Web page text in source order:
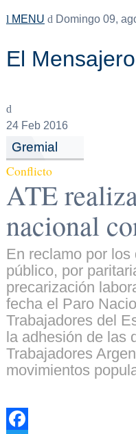
MENU Domingo 09,
El
24Feb 2016
Gremial
Conflicto
ATE
nacional
En reclamo por
público, por
precarización
fecha el Paro
Trabajadores del
la adhesión de las
Trabajadores
movimientos